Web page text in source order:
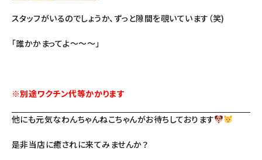
スタッフがいるのでしょうか、ずっと隙間を覗いています（笑)
「誰かかまってよ～～～」
※別途ワクチン代等かかります
他にも元気なわんちゃんねこちゃんがお待ちしております
是非当店に癒されに来てみませんか？